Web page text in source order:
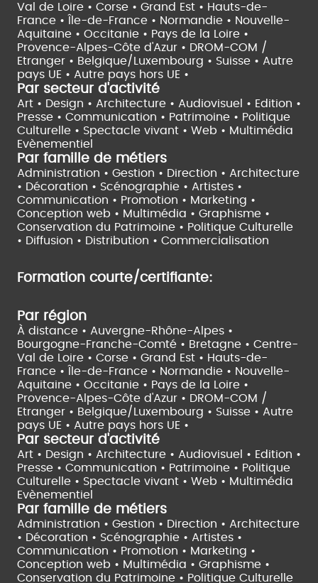
Val de Loire • Corse • Grand Est • Hauts-de-
France •
Île-de-France • Normandie • Nouvelle-
Aquitaine • Occitanie • Pays de la Loire •
Provence-Alpes-Côte d'Azur • DROM-COM /
Etranger • Belgique/Luxembourg • Suisse • Autre
pays UE • Autre pays hors UE •
Par secteur d'activité
Art • Design • Architecture • Audiovisuel • Edition •
Presse • Communication • Patrimoine • Politique
Culturelle • Spectacle vivant • Web • Multimédia
Evènementiel
Par famille de métiers
Administration • Gestion • Direction • Architecture
• Décoration • Scénographie • Artistes •
Communication • Promotion • Marketing •
Conception web • Multimédia • Graphisme •
Conservation du Patrimoine • Politique Culturelle
• Diffusion • Distribution • Commercialisation
Formation courte/certifiante:
Par région
À distance • Auvergne-Rhône-Alpes •
Bourgogne-Franche-Comté • Bretagne • Centre-
Val de Loire • Corse • Grand Est • Hauts-de-
France •
Île-de-France • Normandie • Nouvelle-
Aquitaine • Occitanie • Pays de la Loire •
Provence-Alpes-Côte d'Azur • DROM-COM /
Etranger • Belgique/Luxembourg • Suisse • Autre
pays UE • Autre pays hors UE •
Par secteur d'activité
Art • Design • Architecture • Audiovisuel • Edition •
Presse • Communication • Patrimoine • Politique
Culturelle • Spectacle vivant • Web • Multimédia
Evènementiel
Par famille de métiers
Administration • Gestion • Direction • Architecture
• Décoration • Scénographie • Artistes •
Communication • Promotion • Marketing •
Conception web • Multimédia • Graphisme •
Conservation du Patrimoine • Politique Culturelle